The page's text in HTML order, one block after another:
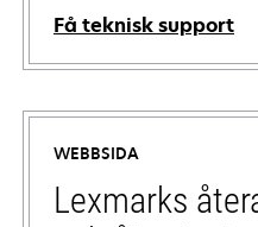
Få teknisk support
opens
in
new
tab
WEBBSIDA
Lexmarks